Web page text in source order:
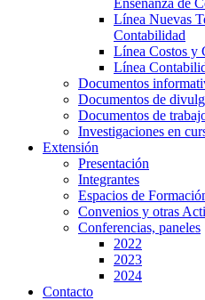
Línea Nuevas
Contabilidad
Línea Costos y
Línea
Documentos
Documentos de
Documentos de
Investigaciones en
Extensión
Presentación
Integrantes
Espacios de
Convenios y otras
Conferencias, paneles
2022
2023
2024
Contacto